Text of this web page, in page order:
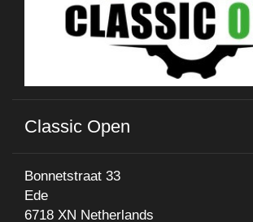
Classic Open
Bonnetstraat 33
Ede
6718 XN Netherlands